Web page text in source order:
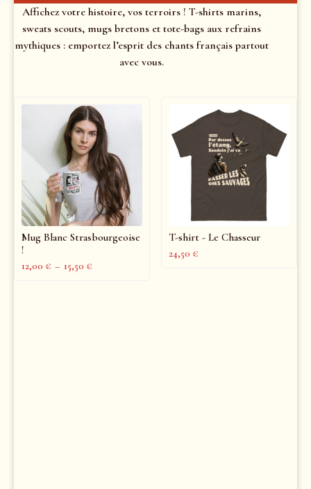
Affichez votre histoire, vos terroirs ! T-shirts marins,
sweats scouts, mugs bretons et tote-bags aux refrains
mythiques : emportez l’esprit des chants français partout
avec vous.
Mug Blanc Strasbourgeoise
!
12,00 € – 15,50 €
T-shirt - Le Chasseur
24,50 €